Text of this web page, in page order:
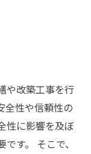
や改築工事を行
全性や信頼性の
性に影響を及ぼ
す。 そこで、